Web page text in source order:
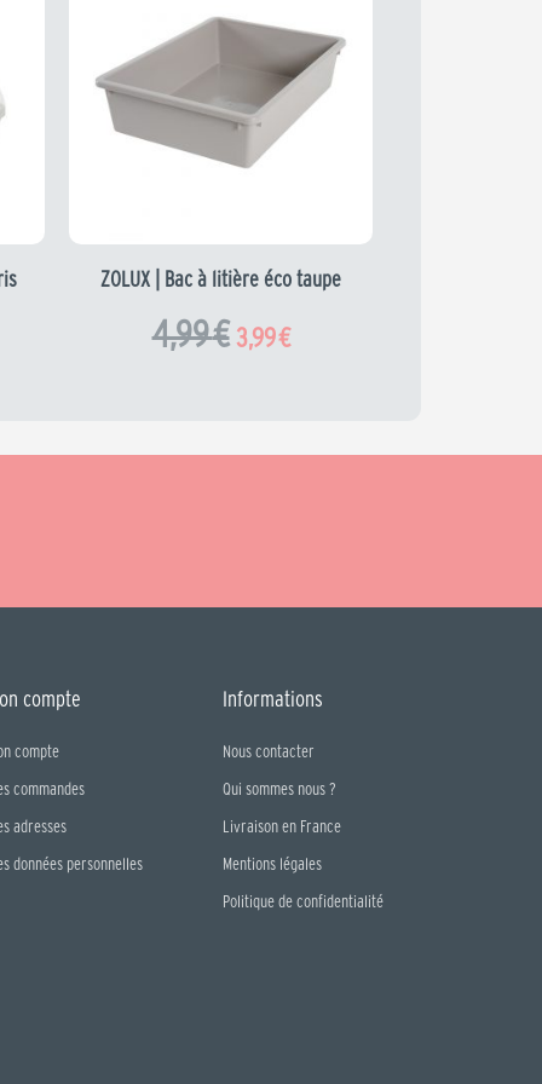
ZOLUX | Bac à litière éco taupe
4,99€
initial
était :
4,99 €.
3,99€
actuel
est :
3,99 €.
compte
compte
commandes
adresses
données personnelles
Informations
Nous contacter
Qui sommes nous ?
Livraison en France
Mentions légales
Politique de confidentialité